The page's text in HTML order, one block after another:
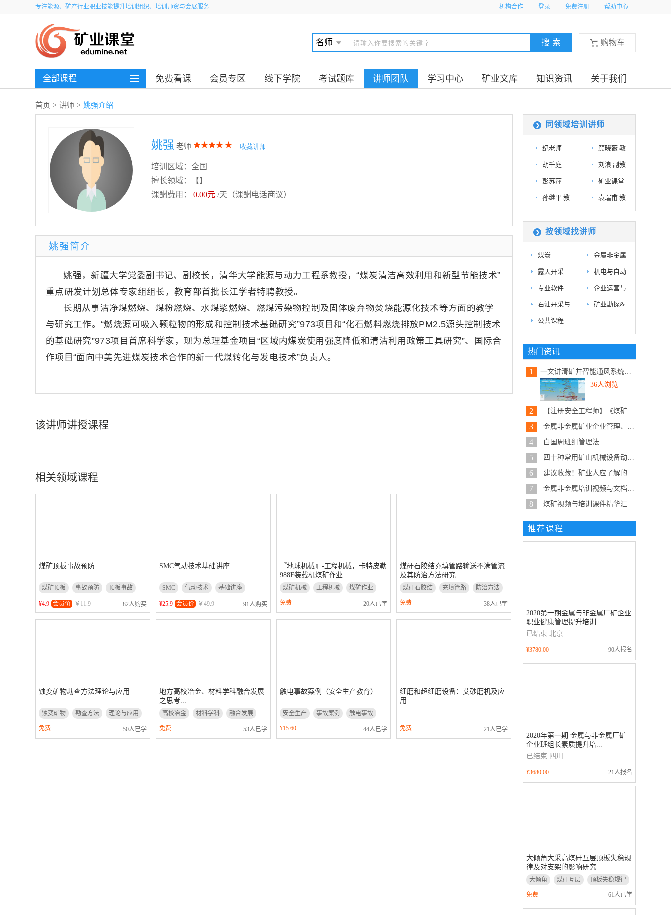
专注能源、矿产行业职业技能提升培训组织、培训师资与会展服务 机构合作 登录 免费注册 帮助中心
购物车
全部课程 免费看课 会员专区 线下学院 考试题库 讲师团队 学习中心 矿业文库 知识资讯 关于我们
首页 > 讲师 > 姚强介绍
姚强 老师 收藏讲师
培训区域：全国
擅长领域：【】
课酬费用：
0.00元 /天（课酬电话商议）
姚强简介
姚强，新疆大学党委副书记、副校长，清华大学能源与动力工程系教授，“煤炭清洁高效利用和新型节能技术”
重点研发计划总体专家组组长，教育部首批长江学者特聘教授。
长期从事洁净煤燃烧、煤粉燃烧、水煤浆燃烧、燃煤污染物控制及固体废弃物焚烧能源化技术等方面的教学
与研究工作。“燃烧源可吸入颗粒物的形成和控制技术基础研究”973项目和“化石燃料燃烧排放PM2.5源头控制技术
的基础研究”973项目首席科学家，现为总理基金项目“区域内煤炭使用强度降低和清洁利用政策工具研究”、国际合
作项目“面向中美先进煤炭技术合作的新一代煤转化与发电技术”负责人。
该讲师讲授课程
相关领域课程
煤矿顶板事故预防
煤矿顶板 事故预防 顶板事故
¥4.9 会员价 ￥11.9 82人购买
SMC气动技术基础讲座
SMC 气动技术 基础讲座
¥25.9 会员价 ￥49.9 91人购买
『地球机械』-工程机械，卡特皮勒
988F装载机煤矿作业...
煤矿机械 工程机械 煤矿作业
免费 20人已学
煤矸石胶结充填管路输送不满管流
及其防治方法研究...
煤矸石胶结 充填管路 防治方法
免费 38人已学
蚀变矿物勘查方法理论与应用
蚀变矿物 勘查方法 理论与应用
免费 50人已学
地方高校冶金、材料学科融合发展
之思考...
高校冶金 材料学科 融合发展
免费 53人已学
触电事故案例（安全生产教育）
安全生产 事故案例 触电事故
¥15.60 44人已学
细磨和超细磨设备：艾砂磨机及应
用
免费 21人已学
同领域培训讲师
纪老师 顾晓薇 教
胡千庭 刘浪 副教
彭苏萍 矿业课堂
孙继平 教 袁瑞甫 教
按领域找讲师
煤炭 金属非金属
露天开采 机电与自动
专业软件 企业运营与
石油开采与 矿业勘探&
公共课程
热门资讯
1
一文讲清矿井智能通风系统建设内...
36人浏览
2 【注册安全工程师】《煤矿安全实...
3 金属非金属矿业企业管理、安全、...
4 白国周班组管理法
5 四十种常用矿山机械设备动态原理...
6 建议收藏！矿业人应了解的19种泵...
7 金属非金属培训视频与文档精华整...
8 煤矿视频与培训课件精华汇总-建...
推荐课程
2020第一期金属与非金属厂矿企业
职业健康管理提升培训...
已结束 北京
¥3780.00 90人报名
2020年第一期 金属与非金属厂矿
企业班组长素质提升培...
已结束 四川
¥3680.00 21人报名
大倾角大采高煤矸互层顶板失稳规
律及对支架的影响研究...
大倾角 煤矸互层
顶板失稳规律
支架的影响研究
免费 61人已学